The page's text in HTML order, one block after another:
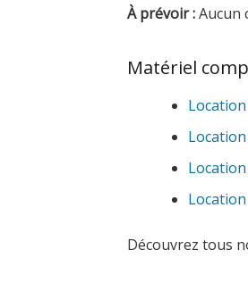
À prévoir :Aucun
Matériel
Découvrez tous